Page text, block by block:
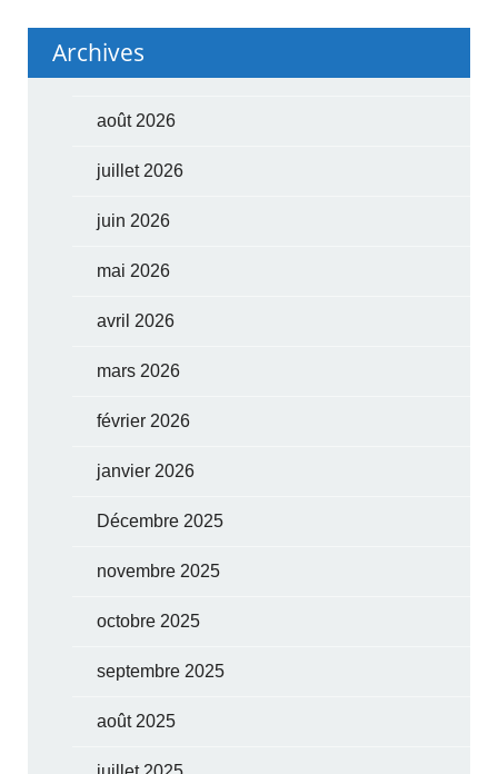
Archives
août 2026
juillet 2026
juin 2026
mai 2026
avril 2026
mars 2026
février 2026
janvier 2026
Décembre 2025
novembre 2025
octobre 2025
septembre 2025
août 2025